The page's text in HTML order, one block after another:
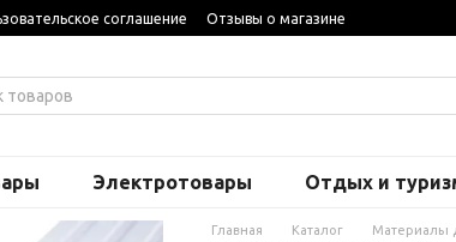
соглашение Отзывы о магазине
Электротовары Отдых и
Главная Каталог Материалы